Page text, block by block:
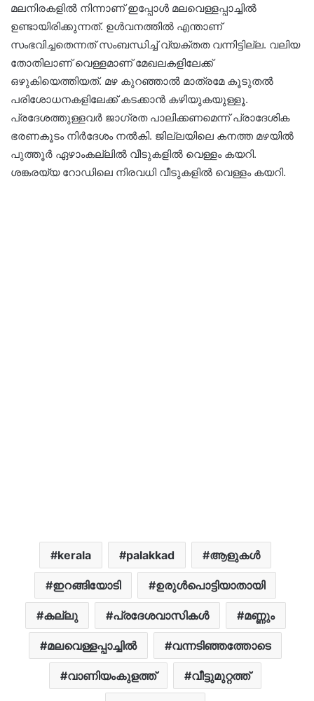
മലനിരകളിൽ നിന്നാണ് ഇപ്പോൾ മലവെള്ളപ്പാച്ചിൽ
ഉണ്ടായിരിക്കുന്നത്. ഉൾവനത്തിൽ എന്താണ്
സംഭവിച്ചതെന്നത് സംബന്ധിച്ച് വ്യക്തത വന്നിട്ടില്ല. വലിയ
തോതിലാണ് വെള്ളമാണ് മേഖലകളിലേക്ക്
ഒഴുകിയെത്തിയത്. മഴ കുറഞ്ഞാൽ മാത്രമേ കൂടുതൽ
പരിശോധനകളിലേക്ക് കടക്കാൻ കഴിയുകയുള്ളൂ.
പ്രദേശത്തുള്ളവർ ജാഗ്രത പാലിക്കണമെന്ന് പ്രാദേശിക
ഭരണകൂടം നിർദേശം നൽകി. ജില്ലയിലെ കനത്ത മഴയിൽ
പുത്തൂർ ഏഴാംകല്ലിൽ വീടുകളിൽ വെള്ളം കയറി.
ശങ്കരയ്യ റോഡിലെ നിരവധി വീടുകളിൽ വെള്ളം കയറി.
kerala palakkad ആളുകൾ
ഇറങ്ങിയോടി ഉരുൾപൊട്ടിയാതായി
കല്ലു പ്രദേശവാസികൾ മണ്ണും
മലവെള്ളപ്പാച്ചിൽ വന്നടിഞ്ഞത്തോടെ
വാണിയംകുളത്ത് വീട്ടുമുറ്റത്ത്